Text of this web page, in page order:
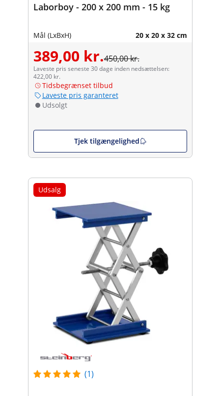
Laborboy - 200 x 200 mm - 15 kg
Mål (LxBxH) 20 x 20 x 32 cm
389,00 kr.450,00 kr.
Laveste pris seneste 30 dage inden nedsættelsen:
422,00 kr.
Tidsbegrænset tilbud
Laveste pris garanteret
Udsolgt
Tjek tilgængelighed
Udsalg
(1)